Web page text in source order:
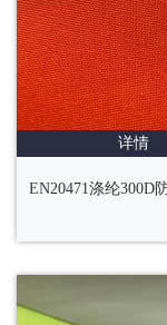
详情
EN20471涤纶300D